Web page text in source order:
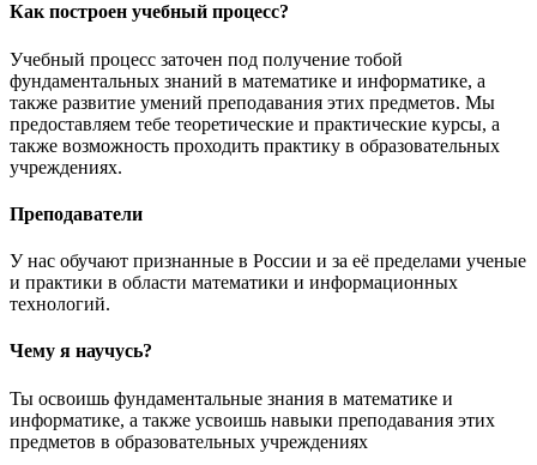
Как построен учебный процесс?
Учебный процесс заточен под получение тобой
фундаментальных знаний в математике и информатике, а
также развитие умений преподавания этих предметов. Мы
предоставляем тебе теоретические и практические курсы, а
также возможность проходить практику в образовательных
учреждениях.
Преподаватели
У нас обучают признанные в России и за её пределами ученые
и практики в области математики и информационных
технологий.
Чему я научусь?
Ты освоишь фундаментальные знания в математике и
информатике, а также усвоишь навыки преподавания этих
предметов в образовательных учреждениях